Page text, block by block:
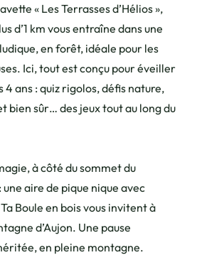
« Les Terrasses d’Hélios »,
d’1 km vous entraîne dans une
en forêt, idéale pour les
Ici, tout est conçu pour éveiller
4 ans : quiz rigolos, défis nature,
bien sûr… des jeux tout au long du
à côté du sommet du
aire de pique nique avec
Boule en bois vous invitent à
d’Aujon. Une pause
en pleine montagne.